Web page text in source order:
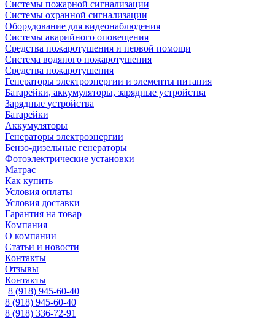
Системы пожарной сигнализации
Системы охранной сигнализации
Оборудование для видеонаблюдения
Системы аварийного оповещения
Средства пожаротушения и первой помощи
Система водяного пожаротушения
Средства пожаротушения
Генераторы электроэнергии и элементы питания
Батарейки, аккумуляторы, зарядные устройства
Зарядные устройства
Батарейки
Аккумуляторы
Генераторы электроэнергии
Бензо-дизельные генераторы
Фотоэлектрические установки
Матрас
Как купить
Условия оплаты
Условия доставки
Гарантия на товар
Компания
О компании
Статьи и новости
Контакты
Отзывы
Контакты
8 (918) 945-60-40
8 (918) 945-60-40
8 (918) 336-72-91